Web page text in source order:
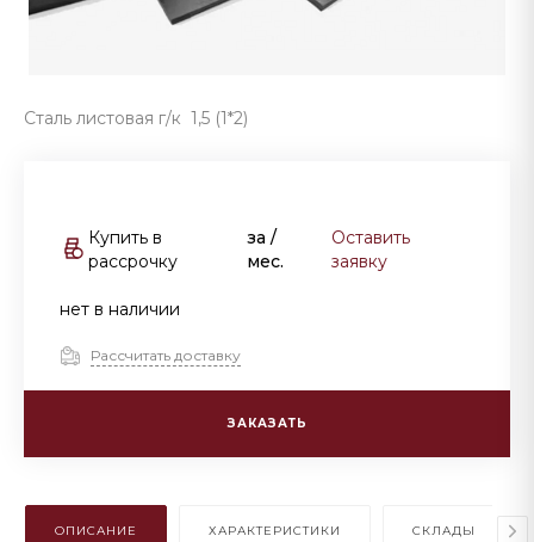
Сталь листовая г/к 1,5 (1*2)
Купить в
рассрочку
за/
мес.
Оставить
заявку
нет в наличии
Рассчитать доставку
ЗАКАЗАТЬ
ОПИСАНИЕ ХАРАКТЕРИСТИКИ СКЛАДЫ